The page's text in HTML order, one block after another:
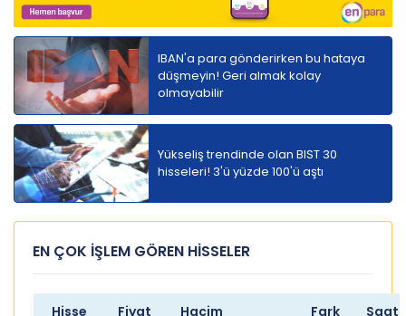
IBAN'a para gönderirken bu hataya
düşmeyin! Geri almak kolay
olmayabilir
Yükseliş trendinde olan BIST 30
hisseleri! 3'ü yüzde 100'ü aştı
EN ÇOK İŞLEM GÖREN HİSSELER
Hisse Fiyat Hacim Fark Saat